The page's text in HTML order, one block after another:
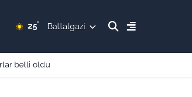
25° Battalgazi
belli oldu